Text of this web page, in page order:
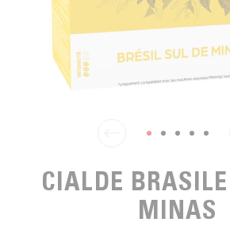
CAFFÈ DEL COMMERCIO EQUO
ACCESSOIRES POUR LE THÉ
SPUNTINO
PER PORTARE
ACCESSORI PER BARISTI
ACTUALITÉS
L'AZIENDA
I PICCOLI PRODUTTORI
ATTIVITÀ
CIALDE
MINAS